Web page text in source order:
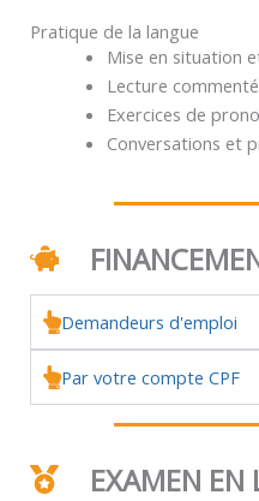
Pratique de la langue
Mise en situation
Lecture
Exercices de
Conversations et
Demandeurs d'emploi
Par votre compte CPF
EXAMEN EN